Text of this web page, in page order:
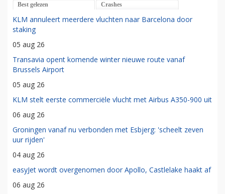
Best gelezen Crashes
KLM annuleert meerdere vluchten naar Barcelona door
staking
05 aug 26
Transavia opent komende winter nieuwe route vanaf
Brussels Airport
05 aug 26
KLM stelt eerste commerciële vlucht met Airbus A350-900 uit
06 aug 26
Groningen vanaf nu verbonden met Esbjerg: 'scheelt zeven
uur rijden'
04 aug 26
easyJet wordt overgenomen door Apollo, Castlelake haakt af
06 aug 26